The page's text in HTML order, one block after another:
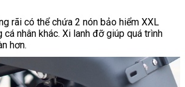
rãi có thể chứa 2 nón bảo hiểm XXL
cá nhân khác. Xi lanh đỡ giúp quá trình
hơn.